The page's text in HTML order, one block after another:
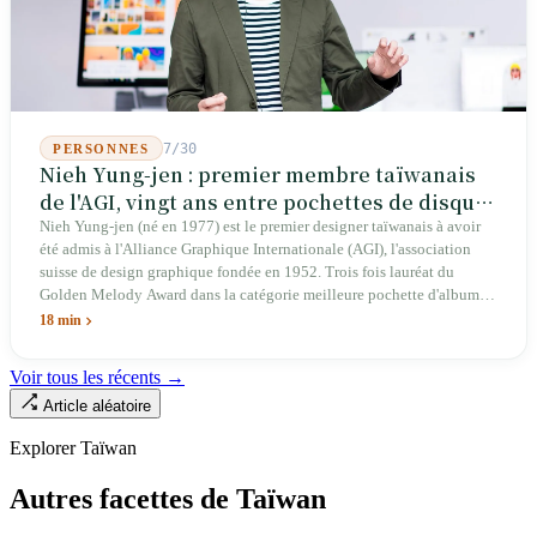
abaisser les barrières. Une entreprise qui fabrique des avions
télécommandés depuis 46 ans à Taichung prévoit de construire sa
deuxième usine dans l'Ohio.
PERSONNES 7/30
Nieh Yung-jen : premier membre taïwanais
de l'AGI, vingt ans entre pochettes de disques
et systèmes d'identité nationale
Nieh Yung-jen (né en 1977) est le premier designer taïwanais à avoir
été admis à l'Alliance Graphique Internationale (AGI), l'association
suisse de design graphique fondée en 1952. Trois fois lauréat du
Golden Melody Award dans la catégorie meilleure pochette d'album, il
a conçu des couvertures pour la musique pop (Jonathan Lee, Yoga Lin,
York Times à l'aube du Mouvement du Tournesol en 2014, campagne
« Taiwan Can Help » contre Tedros en 2020 ayant récolté dix millions
Up Taiwan » pour la campagne présidentielle de Tsai Ing-wen en 2016
systèmes d'identité d'entreprises publiques (Ministère de l'Économie,
18 min
Voir tous les récents →
Article aléatoire
Explorer Taïwan
Autres facettes de Taïwan